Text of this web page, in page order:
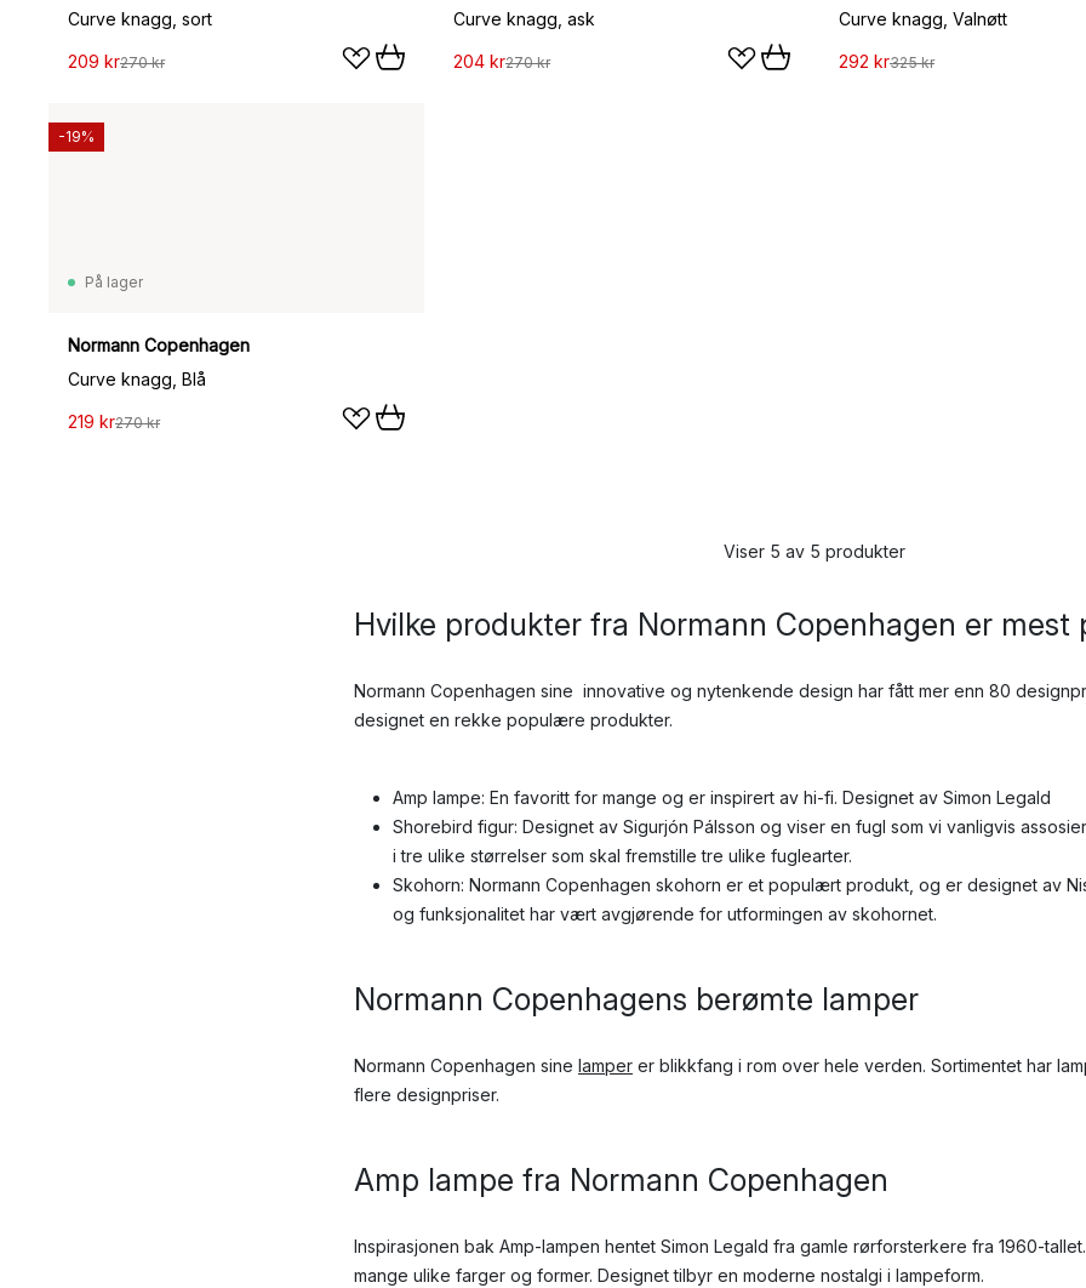
Curve knagg, sort
209 kr270 kr
Curve knagg, ask
204 kr270 kr
Curve knagg, Valnøtt
292 kr325 kr
På lager
Normann Copenhagen
Curve knagg, Blå
219 kr270 kr
-19%
Viser 5 av 5 produkter
Hvilke produkter fra Normann Copenhagen er
Normann Copenhagen sine innovative og nytenkende design har fått mer enn 80
designet en rekke populære produkter.
Amp lampe: En favoritt for mange og er inspirert av hi-fi. Designet av Simon Legald
Shorebird figur: Designet av Sigurjón Pálsson og viser en fugl som vi vanligvis
i tre ulike størrelser som skal fremstille tre ulike fuglearter.
Skohorn: Normann Copenhagen skohorn er et populært produkt, og er designet av
og funksjonalitet har vært avgjørende for utformingen av skohornet.
Normann Copenhagens berømte lamper
Normann Copenhagen sine lamper er blikkfang i rom over hele verden. Sortimentet har
flere designpriser.
Amp lampe fra Normann Copenhagen
Inspirasjonen bak Amp-lampen hentet Simon Legald fra gamle rørforsterkere fra 1960-
mange ulike farger og former. Designet tilbyr en moderne nostalgi i lampeform.